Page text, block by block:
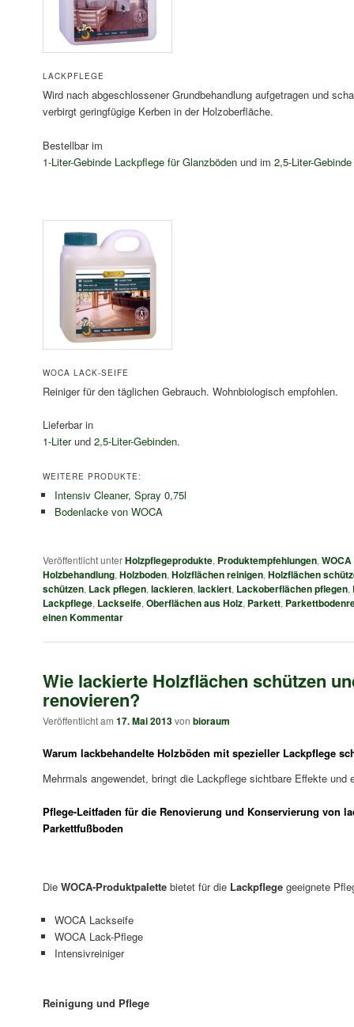
LACKPFLEGE
Wird nach abgeschlossener Grundbehandlung aufgetragen und
verbirgt geringfügige Kerben in der Holzoberfläche.
Bestellbar im
1-Liter-Gebinde Lackpflege für Glanzbödenund im 2,5-Liter-
WOCA LACK-SEIFE
Reiniger für den täglichen Gebrauch. Wohnbiologisch empfohlen.
Lieferbar in
1-Literund 2,5-Liter-Gebinden.
WEITERE PRODUKTE:
Intensiv Cleaner, Spray 0,75l
Bodenlacke von WOCA
Veröffentlicht unterHolzpflegeprodukte, Produktempfehlungen,
Holzbehandlung,Holzboden,Holzflächen reinigen,Holzflächen
schützen, Lack pflegen,lackieren,lackiert, Lackoberflächen pflegen,
Lackpflege, Lackseife,Oberflächen aus Holz, Parkett,
einen Kommentar
Wie lackierte Holzflächen schützen
renovieren?
Veröffentlicht am 17. Mai 2013von bioraum
Warum lackbehandelte Holzböden mit spezieller Lackpflege
Mehrmals angewendet, bringt die Lackpflege sichtbare Effekte und
Pflege-Leitfaden für die Renovierung und Konservierung von
Parkettfußboden
Die WOCA-Produktpalettebietet für die Lackpflegegeeignete
WOCA Lackseife
WOCA Lack-Pflege
Intensivreiniger
Reinigung und Pflege